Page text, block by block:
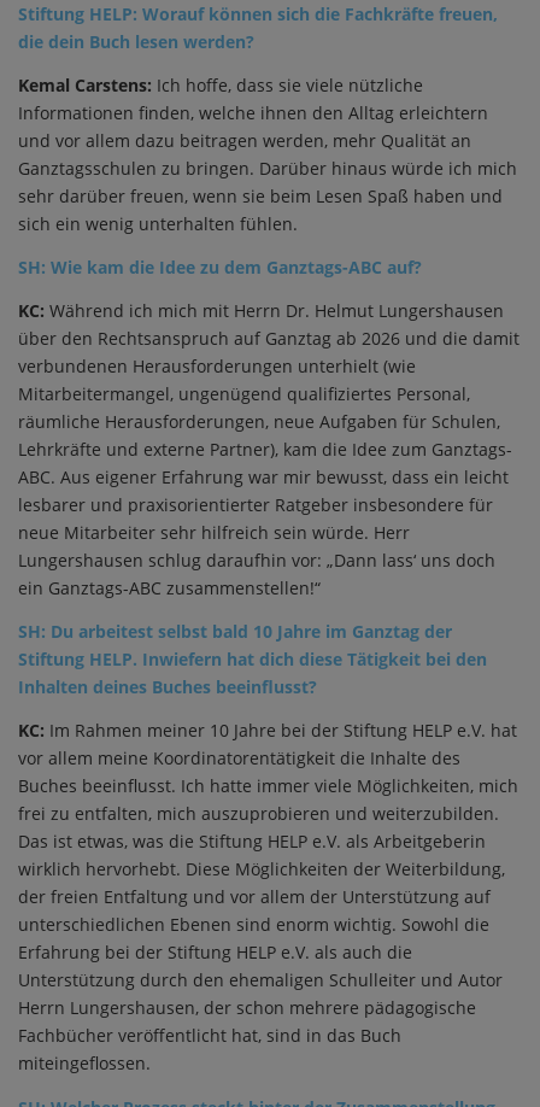
Stiftung HELP: Worauf können sich die Fachkräfte freuen,
die dein Buch lesen werden?
Kemal Carstens: Ich hoffe, dass sie viele nützliche
Informationen finden, welche ihnen den Alltag erleichtern
und vor allem dazu beitragen werden, mehr Qualität an
Ganztagsschulen zu bringen. Darüber hinaus würde ich mich
sehr darüber freuen, wenn sie beim Lesen Spaß haben und
sich ein wenig unterhalten fühlen.
SH: Wie kam die Idee zu dem Ganztags-ABC auf?
KC: Während ich mich mit Herrn Dr. Helmut Lungershausen
über den Rechtsanspruch auf Ganztag ab 2026 und die damit
verbundenen Herausforderungen unterhielt (wie
Mitarbeitermangel, ungenügend qualifiziertes Personal,
räumliche Herausforderungen, neue Aufgaben für Schulen,
Lehrkräfte und externe Partner), kam die Idee zum Ganztags-
ABC. Aus eigener Erfahrung war mir bewusst, dass ein leicht
lesbarer und praxisorientierter Ratgeber insbesondere für
neue Mitarbeiter sehr hilfreich sein würde. Herr
Lungershausen schlug daraufhin vor: „Dann lass‘ uns doch
ein Ganztags-ABC zusammenstellen!“
SH: Du arbeitest selbst bald 10 Jahre im Ganztag der
Stiftung HELP. Inwiefern hat dich diese Tätigkeit bei den
Inhalten deines Buches beeinflusst?
KC: Im Rahmen meiner 10 Jahre bei der Stiftung HELP e.V. hat
vor allem meine Koordinatorentätigkeit die Inhalte des
Buches beeinflusst. Ich hatte immer viele Möglichkeiten, mich
frei zu entfalten, mich auszuprobieren und weiterzubilden.
Das ist etwas, was die Stiftung HELP e.V. als Arbeitgeberin
wirklich hervorhebt. Diese Möglichkeiten der Weiterbildung,
der freien Entfaltung und vor allem der Unterstützung auf
unterschiedlichen Ebenen sind enorm wichtig. Sowohl die
Erfahrung bei der Stiftung HELP e.V. als auch die
Unterstützung durch den ehemaligen Schulleiter und Autor
Herrn Lungershausen, der schon mehrere pädagogische
Fachbücher veröffentlicht hat, sind in das Buch
miteingeflossen.